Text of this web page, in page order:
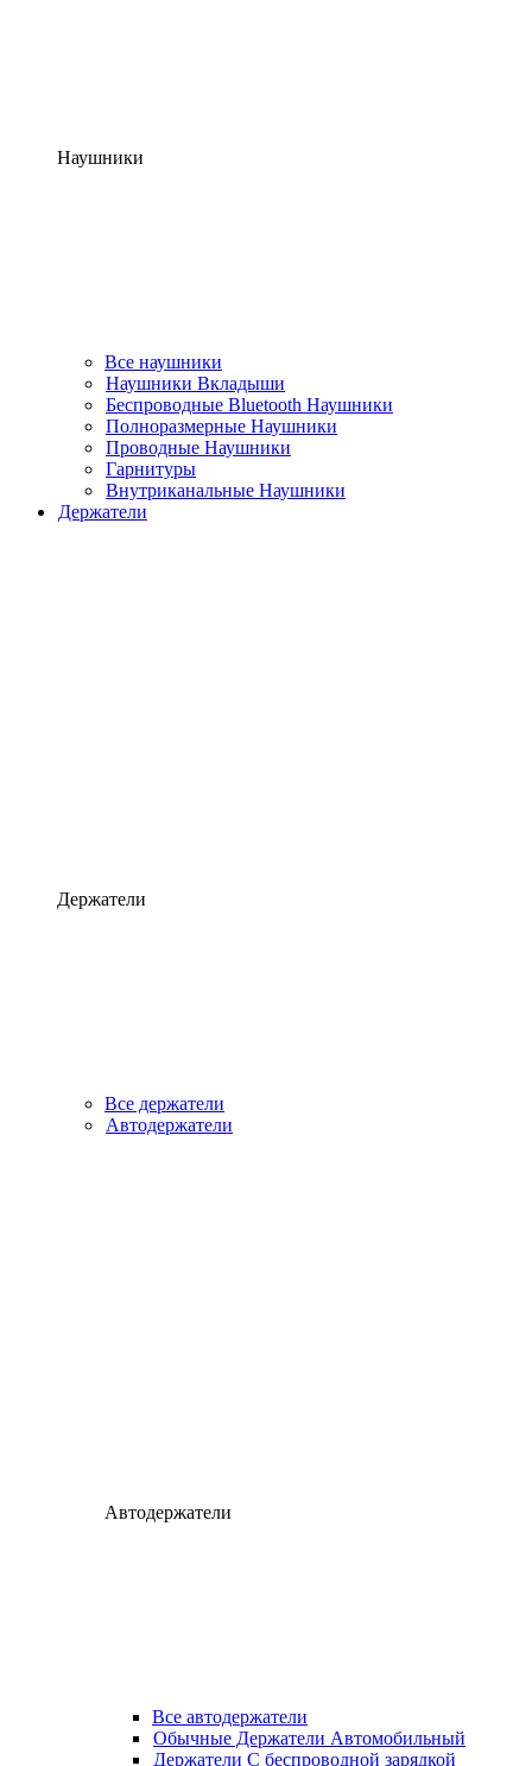
Наушники
Все наушники
Наушники Вкладыши
Беспроводные Bluetooth Наушники
Полноразмерные Наушники
Проводные Наушники
Гарнитуры
Внутриканальные Наушники
Держатели
Держатели
Все держатели
Автодержатели
Автодержатели
Все автодержатели
Обычные Держатели Автомобильный
Держатели С беспроводной зарядкой